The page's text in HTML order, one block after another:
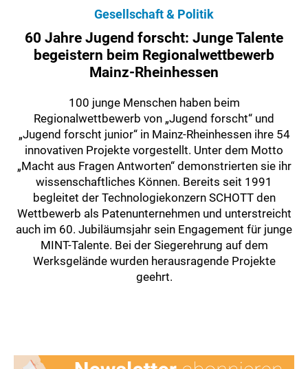
Gesellschaft & Politik
60 Jahre Jugend forscht: Junge Talente
begeistern beim Regionalwettbewerb
Mainz-Rheinhessen
100 junge Menschen haben beim
Regionalwettbewerb von „Jugend forscht“ und
„Jugend forscht junior“ in Mainz-Rheinhessen ihre 54
innovativen Projekte vorgestellt. Unter dem Motto
„Macht aus Fragen Antworten“ demonstrierten sie ihr
wissenschaftliches Können. Bereits seit 1991
begleitet der Technologiekonzern SCHOTT den
Wettbewerb als Patenunternehmen und unterstreicht
auch im 60. Jubiläumsjahr sein Engagement für junge
MINT-Talente. Bei der Siegerehrung auf dem
Werksgelände wurden herausragende Projekte
geehrt.